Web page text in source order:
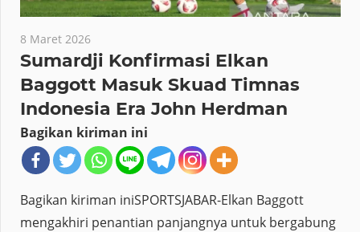
8 Maret 2026
Sumardji Konfirmasi Elkan
Baggott Masuk Skuad Timnas
Indonesia Era John Herdman
Bagikan kiriman ini
Bagikan kiriman iniSPORTSJABAR-Elkan Baggott
mengakhiri penantian panjangnya untuk bergabung